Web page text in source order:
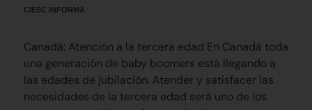
CIESC INFORMA
Canadá: Atención a la tercera edad En Canadá toda
una generación de baby boomers está llegando a
las edades de jubilación. Atender y satisfacer las
necesidades de la tercera edad será uno de los